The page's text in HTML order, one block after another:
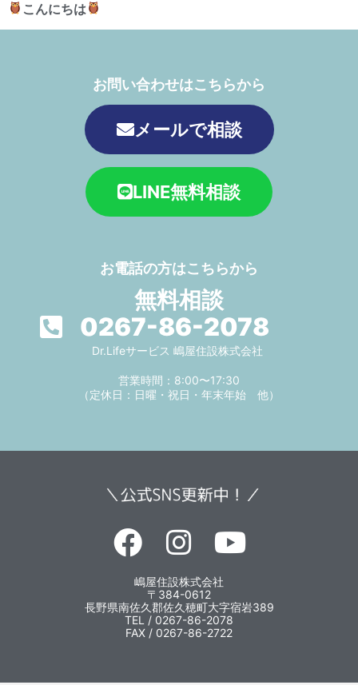
こんにちは
お問い合わせはこちらから
メールで相談
LINE無料相談
お電話の方はこちらから
無料相談
0267-86-2078
Dr.Lifeサービス 嶋屋住設株式会社
営業時間：8:00〜17:30
（定休日：日曜・祝日・年末年始 他）
嶋屋住設株式会社
〒384-0612
長野県南佐久郡佐久穂町大字宿岩389
TEL / 0267-86-2078
FAX / 0267-86-2722